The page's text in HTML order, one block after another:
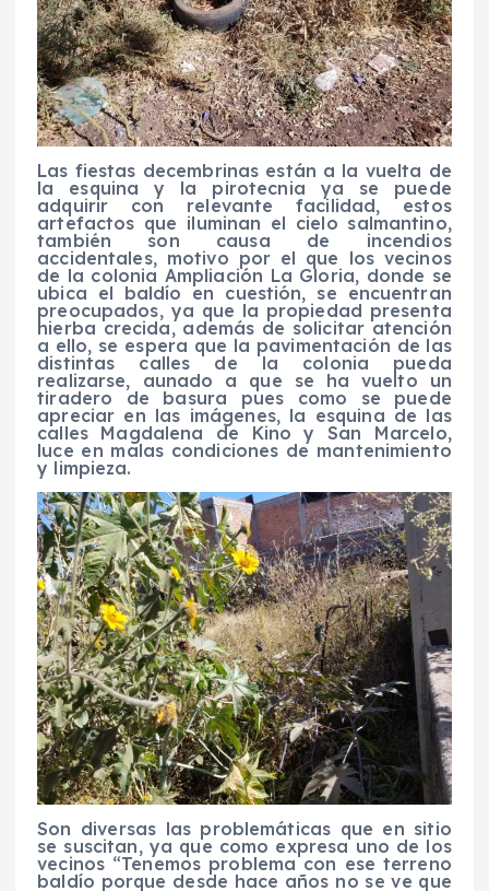
Las fiestas decembrinas están a la vuelta de
la esquina y la pirotecnia ya se puede
adquirir con relevante facilidad, estos
artefactos que iluminan el cielo salmantino,
también son causa de incendios
accidentales, motivo por el que los vecinos
de la colonia Ampliación La Gloria, donde se
ubica el baldío en cuestión, se encuentran
preocupados, ya que la propiedad presenta
hierba crecida, además de solicitar atención
a ello, se espera que la pavimentación de las
distintas calles de la colonia pueda
realizarse, aunado a que se ha vuelto un
tiradero de basura pues como se puede
apreciar en las imágenes, la esquina de las
calles Magdalena de Kino y San Marcelo,
luce en malas condiciones de mantenimiento
y limpieza.
Son diversas las problemáticas que en sitio
se suscitan, ya que como expresa uno de los
vecinos “Tenemos problema con ese terreno
baldío porque desde hace años no se ve que